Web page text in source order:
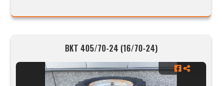
BKT 405/70-24 (16/70-24)